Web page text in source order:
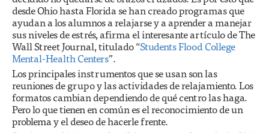
desde Ohio hasta Florida se han creado programas que
ayudan a los alumnos a relajarse y a aprender a manejar
sus niveles de estrés, afirma el interesante artículo de The
Wall Street Journal, titulado “Students Flood College
Mental-Health Centers”.
Los principales instrumentos que se usan son las
reuniones de grupo y las actividades de relajamiento. Los
formatos cambian dependiendo de qué centro las haga.
Pero lo que tienen en común es el reconocimiento de un
problema y el deseo de hacerle frente.